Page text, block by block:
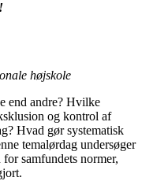
højskole
end andre? Hvilke
og kontrol af
Hvad gør systematisk
temalørdag undersøger
samfundets normer,